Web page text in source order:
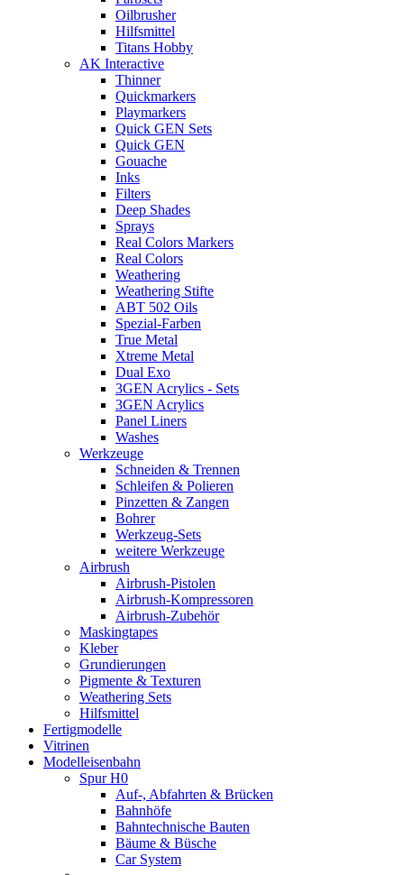
Oilbrusher
Hilfsmittel
Titans Hobby
AK Interactive
Thinner
Quickmarkers
Playmarkers
Quick GEN Sets
Quick GEN
Gouache
Inks
Filters
Deep Shades
Sprays
Real Colors Markers
Real Colors
Weathering
Weathering Stifte
ABT 502 Oils
Spezial-Farben
True Metal
Xtreme Metal
Dual Exo
3GEN Acrylics - Sets
3GEN Acrylics
Panel Liners
Washes
Werkzeuge
Schneiden & Trennen
Schleifen & Polieren
Pinzetten & Zangen
Bohrer
Werkzeug-Sets
weitere Werkzeuge
Airbrush
Airbrush-Pistolen
Airbrush-Kompressoren
Airbrush-Zubehör
Maskingtapes
Kleber
Grundierungen
Pigmente & Texturen
Weathering Sets
Hilfsmittel
Fertigmodelle
Vitrinen
Modelleisenbahn
Spur H0
Auf-, Abfahrten & Brücken
Bahnhöfe
Bahntechnische Bauten
Bäume & Büsche
Car System